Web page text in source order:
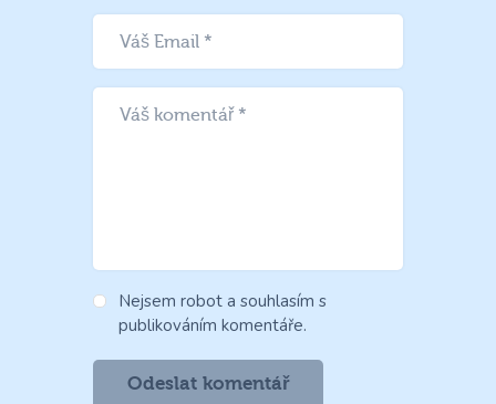
Nejsem robot a souhlasím s
publikováním komentáře.